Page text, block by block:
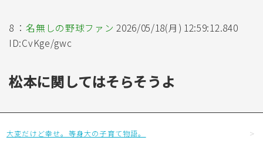
8 ：名無しの野球ファン 2026/05/18(月) 12:59:12.840
ID:CvKge/gwc
松本に関してはそらそうよ
大変だけど幸せ。等身大の子育て物語。